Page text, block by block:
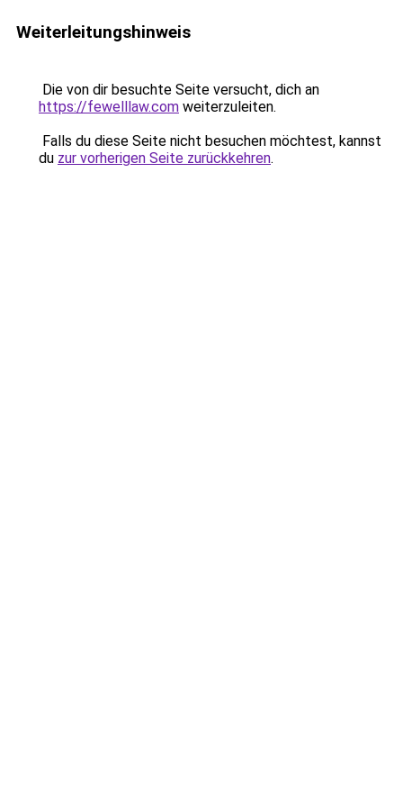
Weiterleitungshinweis
Die von dir besuchte Seite versucht, dich an
https://fewelllaw.com weiterzuleiten.
Falls du diese Seite nicht besuchen möchtest, kannst
du zur vorherigen Seite zurückkehren.